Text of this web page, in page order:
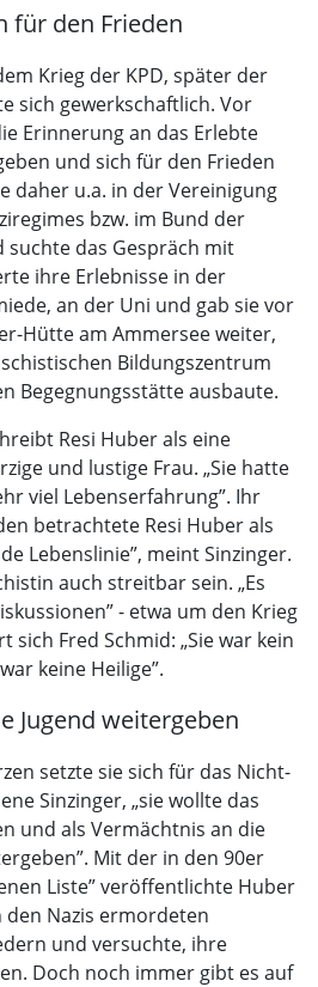
für den Frieden
Krieg der KPD, später der
sich gewerkschaftlich. Vor
Erinnerung an das Erlebte
und sich für den Frieden
daher u.a. in der Vereinigung
bzw. im Bund der
das Gespräch mit
ihre Erlebnisse in der
an der Uni und gab sie vor
Hütte am Ammersee weiter,
Bildungszentrum
Begegnungsstätte ausbaute.
Resi Huber als eine
und lustige Frau. „Sie hatte
viel Lebenserfahrung”. Ihr
betrachtete Resi Huber als
Lebenslinie”, meint Sinzinger.
auch streitbar sein. „Es
- etwa um den Krieg
sich Fred Schmid: „Sie war kein
keine Heilige”.
Jugend weitergeben
setzte sie sich für das Nicht-
Sinzinger, „sie wollte das
und als Vermächtnis an die
Mit der in den 90er
Liste” veröffentlichte Huber
den Nazis ermordeten
und versuchte, ihre
Doch noch immer gibt es auf